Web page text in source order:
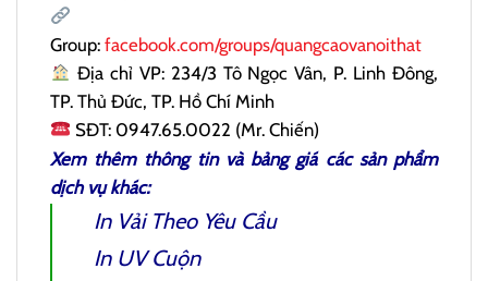
Group: facebook.com/groups/quangcaovanoithat
Địa chỉ VP: 234/3 Tô Ngọc Vân, P. Linh Đông,
TP. Thủ Đức, TP. Hồ Chí Minh
SĐT: 0947.65.0022 (Mr. Chiến)
Xem thêm thông tin và bảng giá các sản phẩm
dịch vụ khác:
In Vải Theo Yêu Cầu
In UV Cuộn